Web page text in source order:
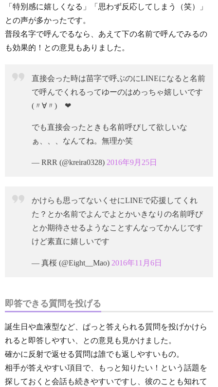
「特別感に嬉しくなる」「思わず反応してしまう（笑）」
との声が多かったです。
普段名字で呼んでるなら、あえて下の名前で呼んでみるの
も効果的！との意見もありました。
直接会った時は苗字で呼ぶのにLINEになると名前
で呼んでくれるってゆーのはめっちゃ嬉しいです
(〃∀〃)ゞ❤︎
でも直接会ったときも名前呼びして欲しいな
ぁ、、、なんてね。無理か笑
— RRR (@kreira0328) 2016年9月25日
かけらも思ってないくせにLINEで応援してくれ
た？とか名前でよんでよとかいきなりの名前呼び
とか期待させるようなことすんなってかんじです
けど素直に嬉しいです
— 真桜 (@Eight__Mao) 2016年11月6日
即答できる質問を投げる
誕生日や血液型など、ぱっと答えられる質問を投げかけら
れると即答しやすい、との意見も見かけました。
確かに反射で返せる質問は誰でも返しやすいもの。
相手が答えやすい項目で、もっと知りたい！という話題を
探しておくと会話も続きやすいですし、彼のことも知れて